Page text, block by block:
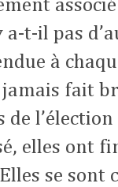
t-il pas
à
jamais fait
elles ont
se sont